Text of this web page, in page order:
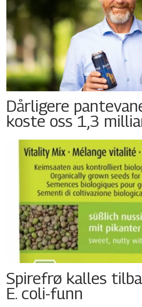
Dårligere
koste oss 1,3
Spirefrø kalles
E. coli-funn